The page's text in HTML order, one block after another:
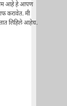
आहे हे आपण
करावेत. मी
लिहिले आहेच.